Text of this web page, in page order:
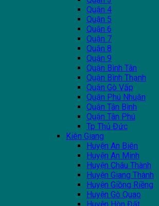
Quận 4
Quận 5
Quận 6
Quận 7
Quận 8
Quận 9
Quận Bình Tân
Quận Bình Thạnh
Quận Gò Vấp
Quận Phú Nhuận
Quận Tân Bình
Quận Tân Phú
Tp Thủ Đức
Kiên Giang
Huyện An Biên
Huyện An Minh
Huyện Châu Thành
Huyện Giang Thành
Huyện Giồng Riềng
Huyện Gò Quao